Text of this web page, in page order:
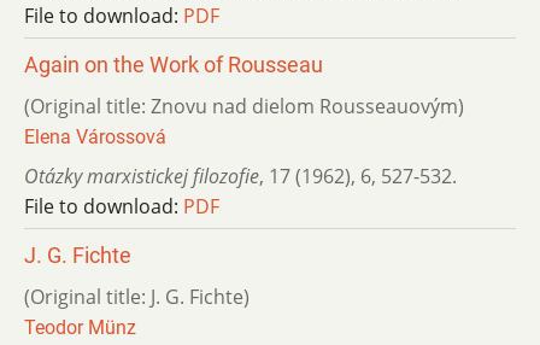
File to download: PDF
Again on the Work of Rousseau
(Original title: Znovu nad dielom Rousseauovým)
Elena Várossová
Otázky marxistickej filozofie, 17 (1962), 6, 527-532.
File to download: PDF
J. G. Fichte
(Original title: J. G. Fichte)
Teodor Münz